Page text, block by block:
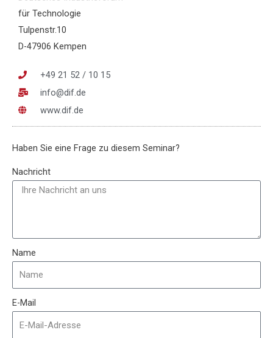
für Technologie
Tulpenstr.10
D-47906 Kempen
+49 21 52 / 10 15
info@dif.de
www.dif.de
Haben Sie eine Frage zu diesem Seminar?
Nachricht
Name
E-Mail